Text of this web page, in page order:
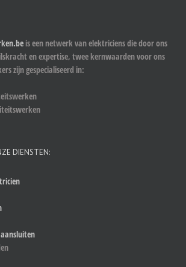
is een netwerk van elektriciens die door ons
en expertise, twee kernwaarden voor ons
zijn gespecialiseerd in:
DIENSTEN: